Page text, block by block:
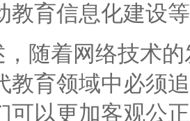
教育信息化建设
着网络技术的
教育领域中必须
可以更加客观公